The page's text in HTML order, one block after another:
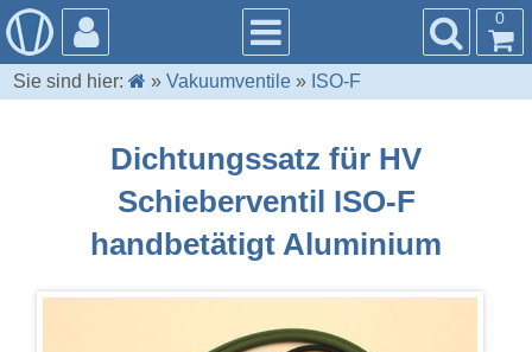
0
Sie sind hier: »Vakuumventile » ISO-F
Dichtungssatz für HV
Schieberventil ISO-F
handbetätigt Aluminium